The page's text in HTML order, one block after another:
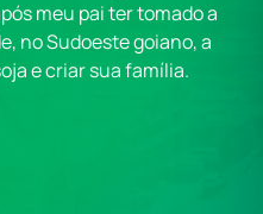
meu pai ter tomado a
no Sudoeste goiano, a
e criar sua família.